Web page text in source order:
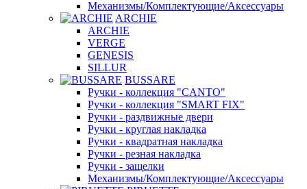
Механизмы/Комплектующие/Аксессуары
ARCHIE
ARCHIE
VERGE
GENESIS
SILLUR
BUSSARE
Ручки - коллекция "CANTO"
Ручки - коллекция "SMART FIX"
Ручки - раздвижные двери
Ручки - круглая накладка
Ручки - квадратная накладка
Ручки - резная накладка
Ручки - защелки
Механизмы/Комплектующие/Аксессуары